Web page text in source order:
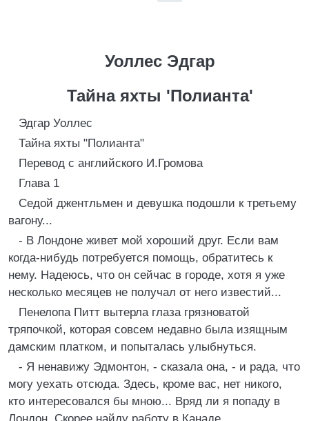
Уоллес Эдгар
Тайна яхты 'Полианта'
Эдгар Уоллес
Тайна яхты "Полианта"
Перевод с английского И.Громова
Глава 1
Седой джентльмен и девушка подошли к третьему
вагону...
- В Лондоне живет мой хороший друг. Если вам
когда-нибудь потребуется помощь, обратитесь к
нему. Надеюсь, что он сейчас в городе, хотя я уже
несколько месяцев не получал от него известий...
Пенелопа Питт вытерла глаза грязноватой
тряпочкой, которая совсем недавно была изящным
дамским платком, и попыталась улыбнуться.
- Я ненавижу Эдмонтон, - сказала она, - и рада, что
могу уехать отсюда. Здесь, кроме вас, нет никого,
кто интересовался бы мною... Вряд ли я попаду в